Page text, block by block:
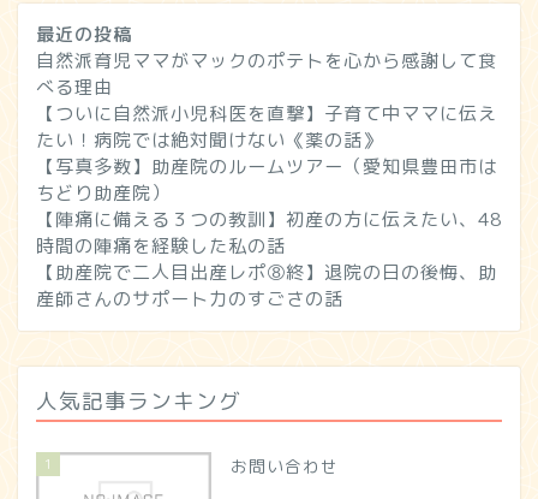
最近の投稿
自然派育児ママがマックのポテトを心から感謝して食
べる理由
【ついに自然派小児科医を直撃】子育て中ママに伝え
たい！病院では絶対聞けない《薬の話》
【写真多数】助産院のルームツアー（愛知県豊田市は
ちどり助産院）
【陣痛に備える３つの教訓】初産の方に伝えたい、48
時間の陣痛を経験した私の話
【助産院で二人目出産レポ⑧終】退院の日の後悔、助
産師さんのサポート力のすごさの話
人気記事ランキング
1 お問い合わせ